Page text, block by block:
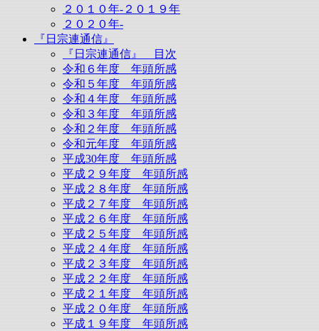
２０１０年-２０１９年
２０２０年-
『日宗連通信』
『日宗連通信』 目次
令和６年度 年頭所感
令和５年度 年頭所感
令和４年度 年頭所感
令和３年度 年頭所感
令和２年度 年頭所感
令和元年度 年頭所感
平成30年度 年頭所感
平成２９年度 年頭所感
平成２８年度 年頭所感
平成２７年度 年頭所感
平成２６年度 年頭所感
平成２５年度 年頭所感
平成２４年度 年頭所感
平成２３年度 年頭所感
平成２２年度 年頭所感
平成２１年度 年頭所感
平成２０年度 年頭所感
平成１９年度 年頭所感